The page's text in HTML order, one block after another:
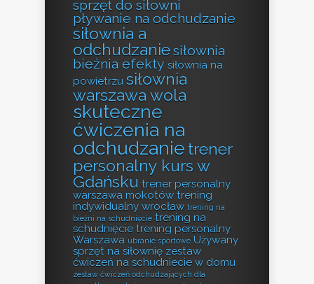
sprzęt do siłowni
pływanie na odchudzanie
siłownia a
odchudzaniesiłownia
bieżnia efekty siłownia na
powietrzu siłownia
warszawa wola
skuteczne
ćwiczenia na
odchudzanie trener
personalny kurs w
Gdańsku trener personalny
warszawa mokotów trening
indywidualny wrocław trening na
bieżni na schudnięcie trening na
schudnięcie trening personalny
Warszawa ubranie sportowe Używany
sprzęt na siłownię zestaw
ćwiczeń na schudniecie w domu
zestaw ćwiczeń odchudzających dla